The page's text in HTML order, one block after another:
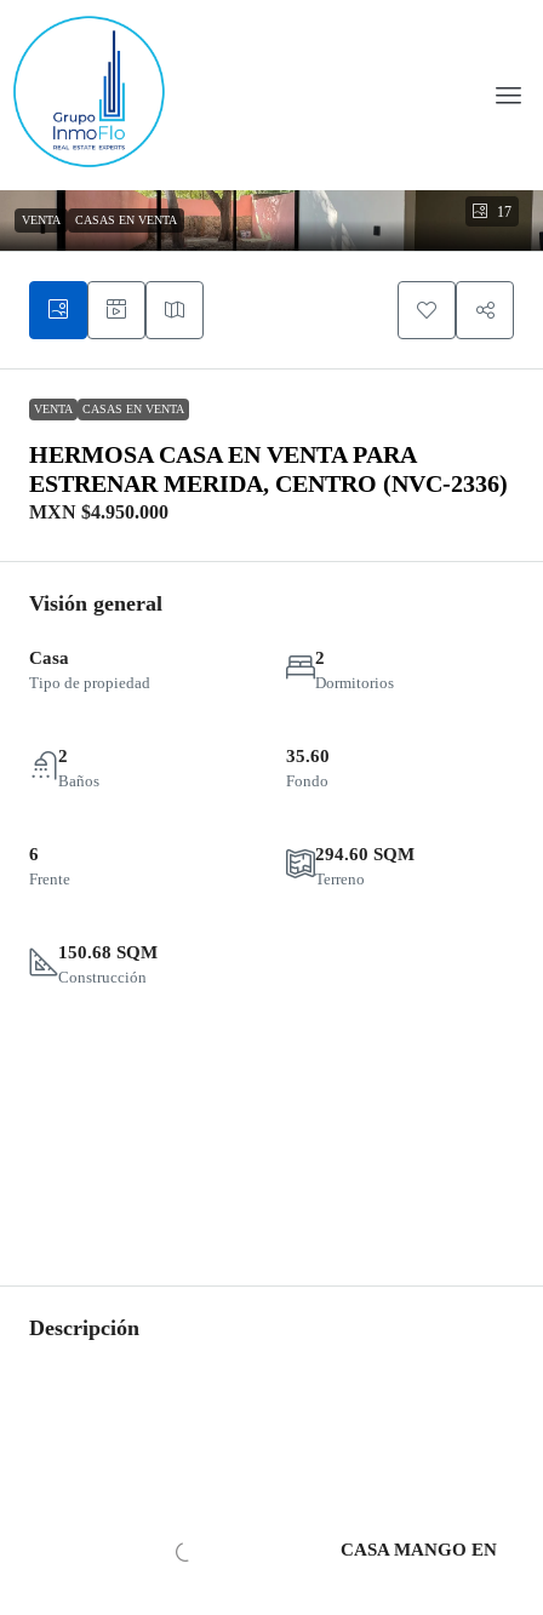
17
VENTA CASAS EN VENTA
VENTA CASAS EN VENTA
HERMOSA CASA EN VENTA PARA
ESTRENAR MERIDA, CENTRO (NVC-2336)
MXN $4.950.000
Visión general
Casa
Tipo de propiedad
2
Dormitorios
2
Baños
35.60
Fondo
6
Frente
294.60 SQM
Terreno
150.68 SQM
Construcción
Descripción
CASA MANGO EN